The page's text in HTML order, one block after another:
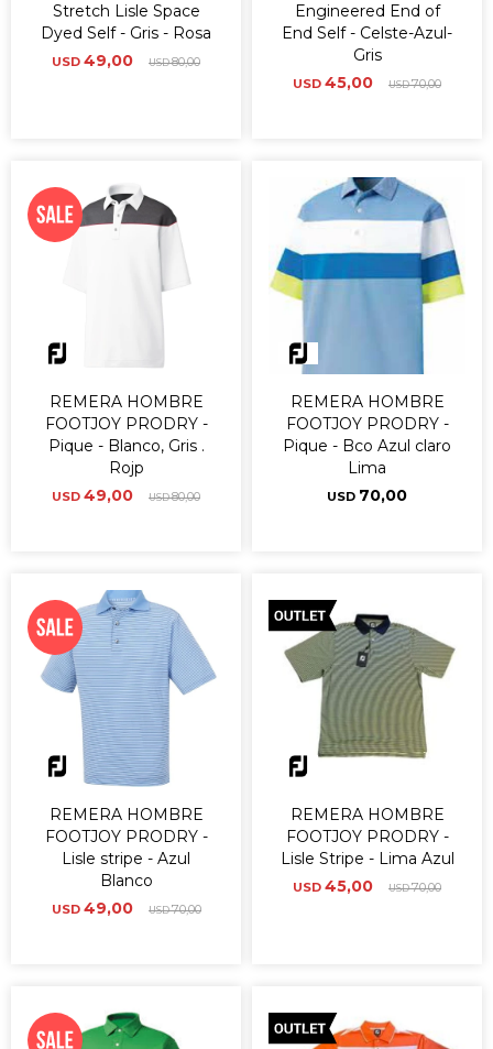
Stretch Lisle Space
Dyed Self - Gris - Rosa
USD 49,00 USD80,00
Engineered End of
End Self - Celste-Azul-
Gris
USD 45,00 USD70,00
REMERA HOMBRE
FOOTJOY PRODRY -
Pique - Blanco, Gris .
Rojp
USD 49,00 USD80,00
REMERA HOMBRE
FOOTJOY PRODRY -
Pique - Bco Azul claro
Lima
USD 70,00
REMERA HOMBRE
FOOTJOY PRODRY -
Lisle stripe - Azul
Blanco
USD 49,00 USD70,00
REMERA HOMBRE
FOOTJOY PRODRY -
Lisle Stripe - Lima Azul
USD 45,00 USD70,00